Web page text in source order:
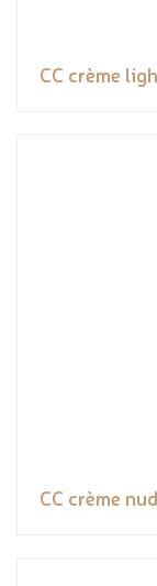
CC crème
CC crème